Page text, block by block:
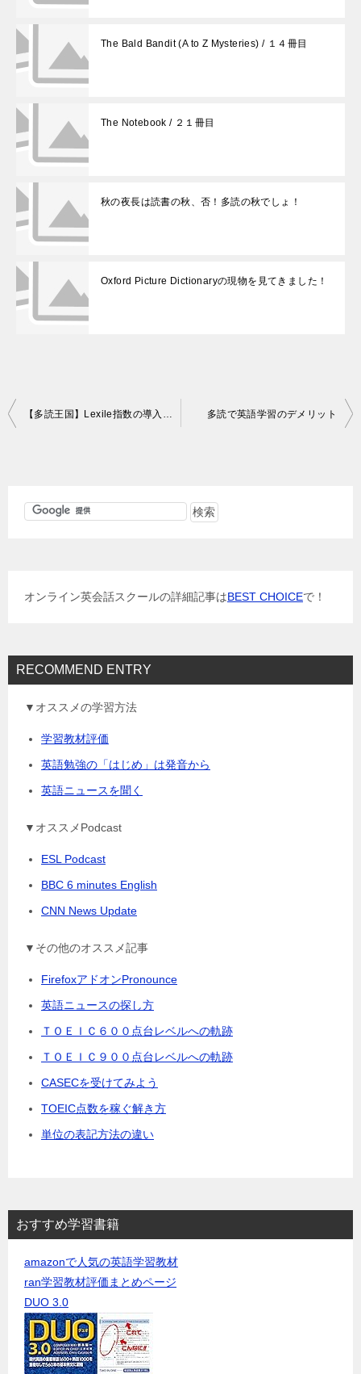
The Bald Bandit (A to Z Mysteries) / １４冊目
The Notebook / ２１冊目
秋の夜長は読書の秋、否！多読の秋でしょ！
Oxford Picture Dictionaryの現物を見てきました！
投
多読で英語学習のデメリット
オンライン英会話スクールの詳細記事はBEST CHOICEで！
RECOMMEND ENTRY
▼オススメの学習方法
学習教材評価
英語勉強の「はじめ」は発音から
英語ニュースを聞く
▼オススメPodcast
ESL Podcast
BBC 6 minutes English
CNN News Update
▼その他のオススメ記事
FirefoxアドオンPronounce
英語ニュースの探し方
ＴＯＥＩＣ６００点台レベルへの軌跡
ＴＯＥＩＣ９００点台レベルへの軌跡
CASECを受けてみよう
TOEIC点数を稼ぐ解き方
単位の表記方法の違い
おすすめ学習書籍
amazonで人気の英語学習教材
ran学習教材評価まとめページ
DUO 3.0